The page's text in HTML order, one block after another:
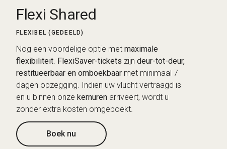
Flexi Shared
FLEXIBEL (GEDEELD)
Nog een voordelige optie met maximale
flexibiliteit. FlexiSaver-tickets zijn deur-tot-deur,
restitueerbaar en omboekbaar met minimaal 7
dagen opzegging. Indien uw vlucht vertraagd is
en u binnen onze kernuren arriveert, wordt u
zonder extra kosten omgeboekt.
Boek nu